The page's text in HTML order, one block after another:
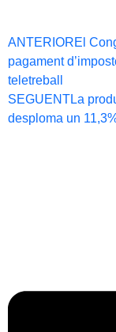
ANTERIOREl
pagament
teletreball
SEGUENTLa
desploma un